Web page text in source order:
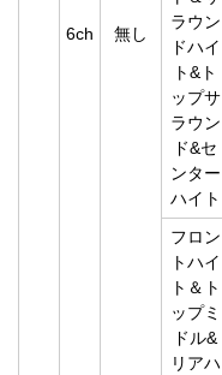
6ch 無し
ラウン
ドハイ
ト&ト
ップサ
ラウン
ド&セ
ンター
ハイト
フロン
トハイ
ト＆ト
ップミ
ドル&
リアハ